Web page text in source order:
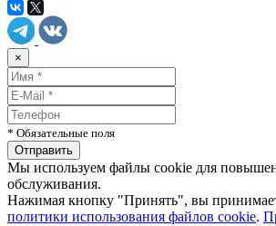
×
* Обязательные поля
Мы используем файлы cookie для
обслуживания.
Нажимая кнопку "Принять", вы
политики использования файлов cookie.